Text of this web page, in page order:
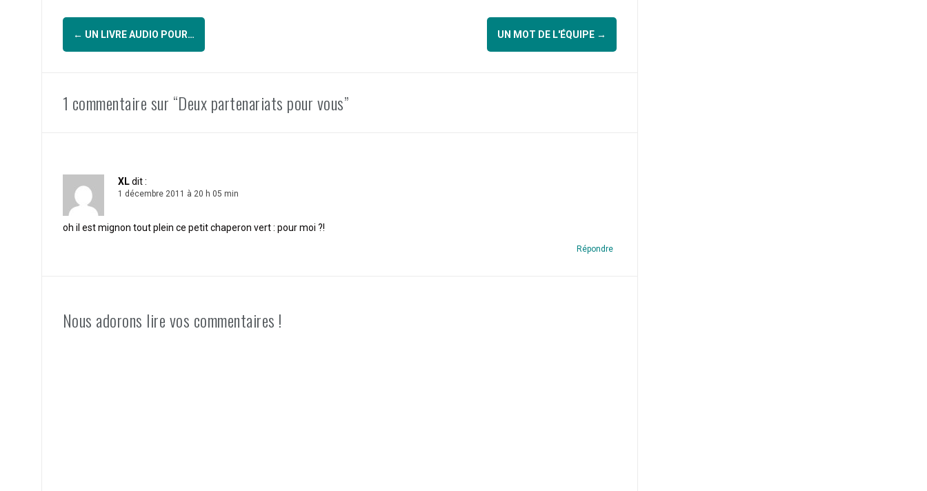
Navigation
d'article
← UN LIVRE AUDIO POUR… UN MOT DE L'ÉQUIPE →
1 commentaire sur “Deux partenariats pour vous”
XL dit :
1 décembre 2011 à 20 h 05 min
oh il est mignon tout plein ce petit chaperon vert : pour moi ?!
Répondre
Nous adorons lire vos commentaires !